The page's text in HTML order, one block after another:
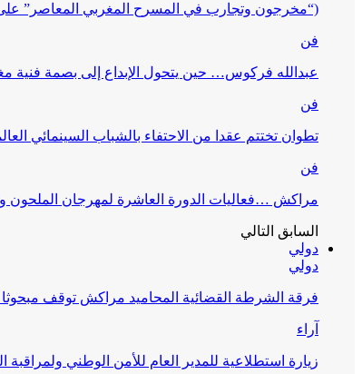
(“مخرجون وتجارب في المسرح المغربي المعاصر”
فن
عبدالله فركوس… حين يتحول الإبداع إلى بصمة فنية
فن
تطوان تختتم عقدا من الاحتفاء بالشباب السينمائي
فن
مراكش …فعاليات الدورة العاشرة لمهرجان الملحون
السابق التالي
دولي
دولي
فرقة الشرطة القضائية المحاميد مراكش توقف
آراء
زيارة استطلاعية للمدير العام للأمن الوطني ولمراقبة